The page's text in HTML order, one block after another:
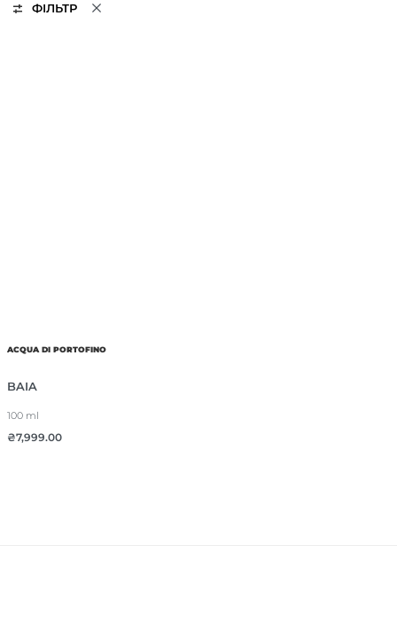
ФІЛЬТР
ACQUA DI PORTOFINO
BAIA
100 ml
₴7,999.00